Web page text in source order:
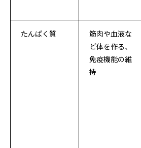
たんぱく質
筋肉や血液な
ど体を作る、
免疫機能の維
持